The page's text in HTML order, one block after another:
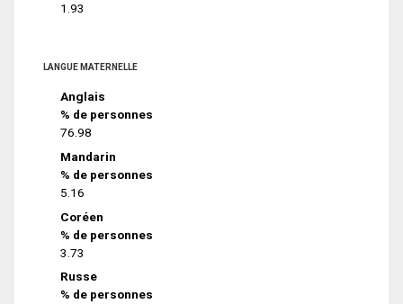
1.93
LANGUE MATERNELLE
Anglais
% de personnes
76.98
Mandarin
% de personnes
5.16
Coréen
% de personnes
3.73
Russe
% de personnes